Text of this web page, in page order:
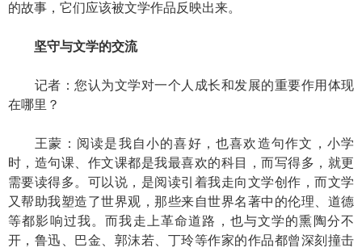
的故事，它们应该被文学作品反映出来。
坚守与文学的交流
记者：您认为文学对一个人成长和发展的重要作用体现
在哪里？
王蒙：阅读是我自小的喜好，也喜欢造句作文，小学
时，造句课、作文课都是我最喜欢的科目，而写得多，就更
需要读得多。可以说，是阅读引着我走向文学创作，而文学
又帮助我塑造了世界观，那些来自世界名著中的伦理、道德
等都影响过我。而我走上革命道路，也与文学的熏陶分不
开，鲁迅、巴金、郭沫若、丁玲等作家的作品都曾深刻撞击